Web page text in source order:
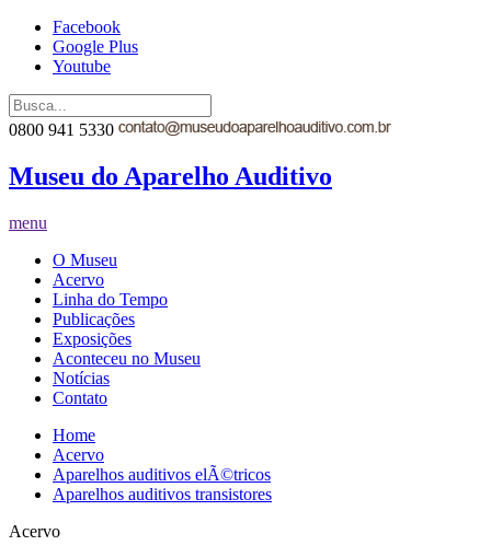
Facebook
Google Plus
Youtube
0800 941 5330
Museu do Aparelho Auditivo
menu
O Museu
Acervo
Linha do Tempo
Publicações
Exposições
Aconteceu no Museu
Notícias
Contato
Home
Acervo
Aparelhos auditivos elÃ©tricos
Aparelhos auditivos transistores
Acervo